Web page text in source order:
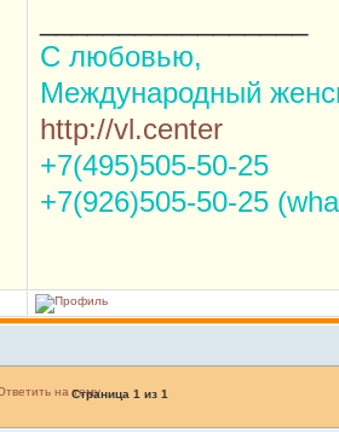
С любовью,
Международный
http://vl.center
+7(495)505-50-25
+7(926)505-50-25
Страница 1 из 1